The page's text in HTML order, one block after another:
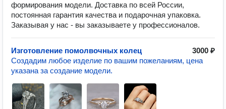
формирования модели. Доставка по всей России,
постоянная гарантия качества и подарочная упаковка.
Заказывая у нас - вы заказываете у профессионалов.
Изготовление помолвочных колец
3000 ₽
Создадим любое изделие по вашим пожеланиям, цена
указана за создание модели.